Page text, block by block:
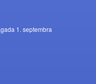
1. septembra